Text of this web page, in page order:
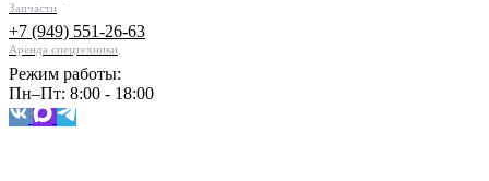
Запчасти
+7 (949) 551-26-63
Аренда спецтехники
Режим работы:
Пн–Пт: 8:00 - 18:00